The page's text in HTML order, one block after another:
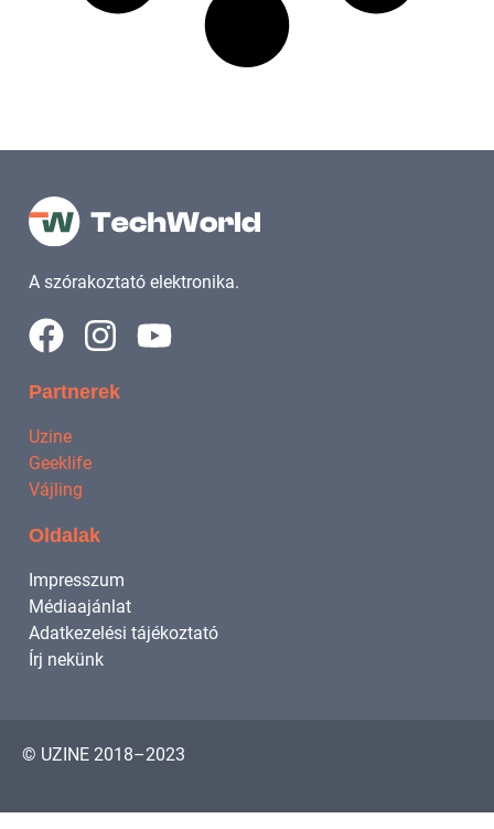
A szórakoztató elektronika.
Partnerek
Uzine
Geeklife
Vájling
Oldalak
Impresszum
Médiaajánlat
Adatkezelési tájékoztató
Írj nekünk
© UZINE 2018–2023